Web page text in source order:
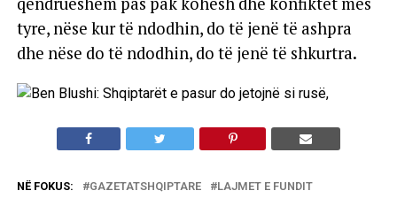
tyre, nëse kur të ndodhin, do të jenë të ashpra
dhe nëse do të ndodhin, do të jenë të shkurtra.
NË FOKUS: GAZETATSHQIPTARE LAJMET E FUNDIT